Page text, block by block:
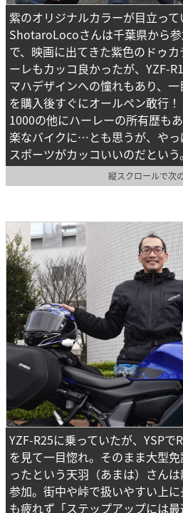
紫のオリジナルカラーが目立って
ShotaroLocoさんは千葉県から
で、映画に出てきた紫色のドゥ
ーレもカッコ良かったが、YZF-
マハデザインへの憧れもあり、
を購入後すぐにオールペン敢行
1000の他にハーレーの所有歴も
楽なバイクに…とも思うが、やっ
スポーツがカッコいいのだという。
縦スクロールで次
YZF-R25に乗っていたが、YSPで
を見て一目惚れ。そのまま大型
ったという天羽（あまは）さん
参加。街中や峠で扱いやすい上
も疲れず「ステップアップには最